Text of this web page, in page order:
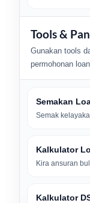
Tools &
Gunakan tools
permohonan
Semakan
Semak
Kalkulator
Kira ansuran
Kalkulator